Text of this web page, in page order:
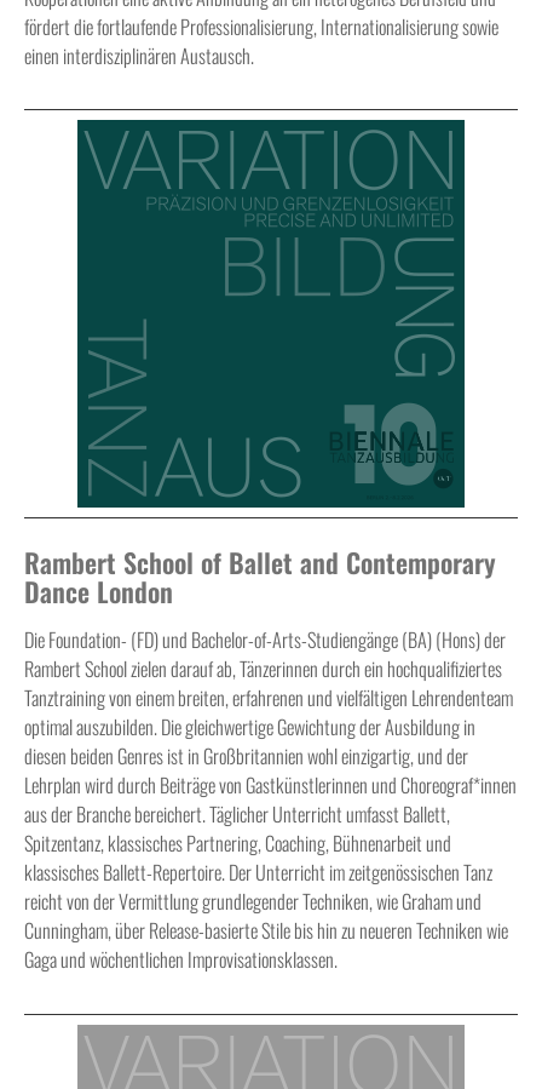
fördert die fortlaufende Professionalisierung, Internationalisierung sowie
einen interdisziplinären Austausch.
Rambert School of Ballet and Contemporary
Dance London
Die Foundation- (FD) und Bachelor-of-Arts-Studiengänge (BA) (Hons) der
Rambert School zielen darauf ab, Tänzerinnen durch ein hochqualifiziertes
Tanztraining von einem breiten, erfahrenen und vielfältigen Lehrendenteam
optimal auszubilden. Die gleichwertige Gewichtung der Ausbildung in
diesen beiden Genres ist in Großbritannien wohl einzigartig, und der
Lehrplan wird durch Beiträge von Gastkünstlerinnen und Choreograf*innen
aus der Branche bereichert. Täglicher Unterricht umfasst Ballett,
Spitzentanz, klassisches Partnering, Coaching, Bühnenarbeit und
klassisches Ballett-Repertoire. Der Unterricht im zeitgenössischen Tanz
reicht von der Vermittlung grundlegender Techniken, wie Graham und
Cunningham, über Release-basierte Stile bis hin zu neueren Techniken wie
Gaga und wöchentlichen Improvisationsklassen.